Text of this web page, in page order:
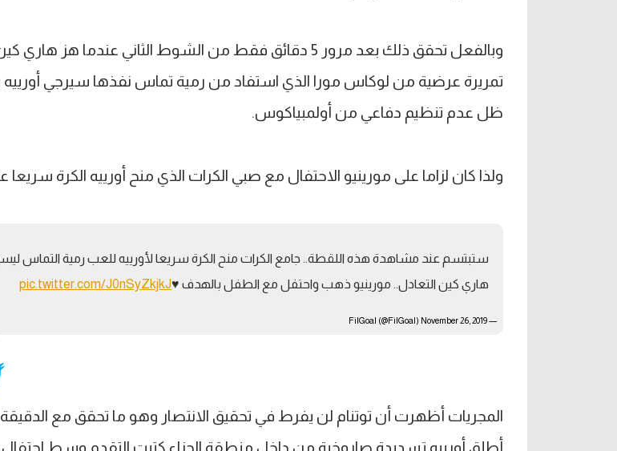
وبالفعل تحقق ذلك بعد مرور 5 دقائق فقط من الشوط الثاني عندما هز
تمريرة عرضية من لوكاس مورا الذي استفاد من رمية تماس نفذها سيرجي
ظل عدم تنظيم دفاعي من أولمبياكوس.
ولذا كان لزاما على مورينيو الاحتفال مع صبي الكرات الذي منح أورييه الكرة سريعا
ستبتسم عند مشاهدة هذه اللقطة.. جامع الكرات منح الكرة سريعا لأورييه للعب رمية التماس
هاري كين التعادل.. مورينيو ذهب واحتفل مع الطفل بالهدف ♥️pic.twitter.com/J0nSyZkjkJ
— FilGoal (@FilGoal)
November 26, 2019
أطلق أورييه تسديدة صاروخية من داخل منطقة الجزاء كتبت التقدم وسط